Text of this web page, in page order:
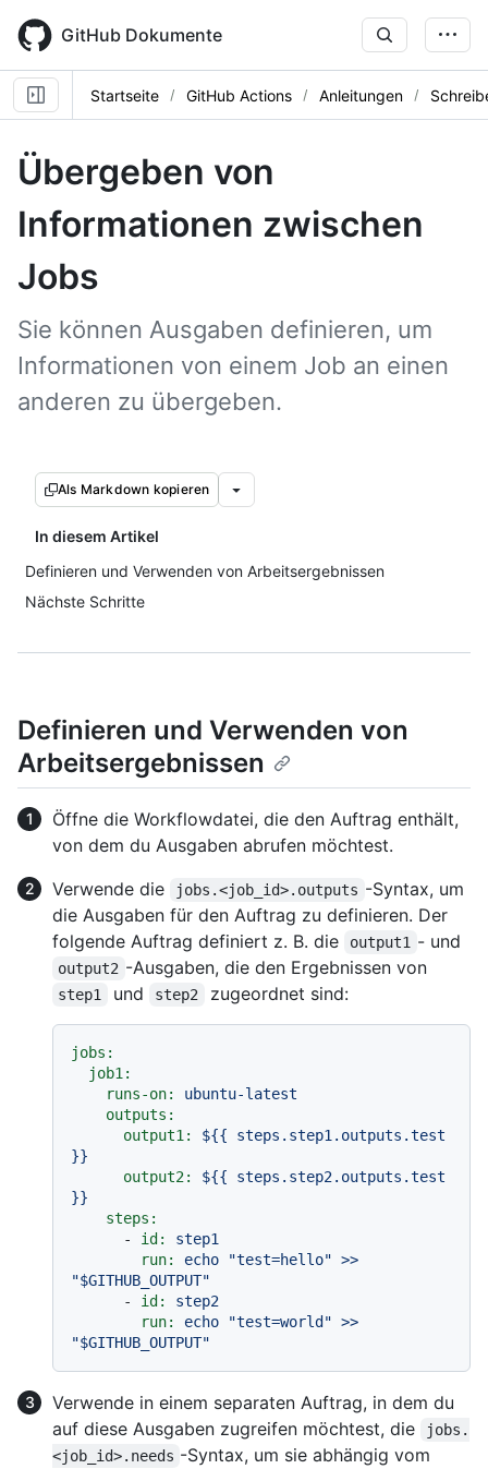
main
content
GitHub Dokumente
Startseite GitHub Actions Anleitungen
Übergeben von
Informationen zwischen
Jobs
Sie können Ausgaben definieren, um
Informationen von einem Job an einen
anderen zu übergeben.
Als Markdown kopieren
In diesem Artikel
Definieren und Verwenden von Arbeitsergebnissen
Nächste Schritte
Definieren und Verwenden von
Arbeitsergebnissen
Öffne die Workflowdatei, die den Auftrag enthält,
von dem du Ausgaben abrufen möchtest.
Verwende die
jobs.<job_id>.outputs -Syntax, um
die Ausgaben für den Auftrag zu definieren. Der
folgende Auftrag definiert z. B. die
output1 - und
output2 -Ausgaben, die den Ergebnissen von
step1 und step2 zugeordnet sind:
jobs:
job1:
runs-on:
ubuntu-latest
outputs:
output1:
${{
steps.step1.outputs.test
}}
output2:
${{
steps.step2.outputs.test
}}
steps:
-
id:
step1
run:
echo "test=hello" >>
"$GITHUB_OUTPUT"
-
id:
step2
run:
echo "test=world" >>
"$GITHUB_OUTPUT"
Verwende in einem separaten Auftrag, in dem du
auf diese Ausgaben zugreifen möchtest, die
jobs.
<job_id>.needs -Syntax, um sie abhängig vom